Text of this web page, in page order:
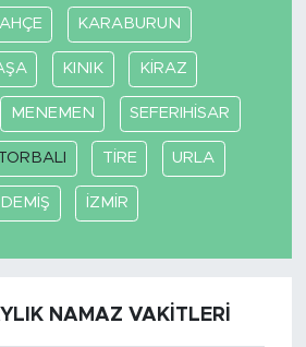
KARABURUN
KINIK KİRAZ
MENEMEN SEFERIHİSAR
TİRE URLA
İZMİR
NAMAZ VAKITLERI